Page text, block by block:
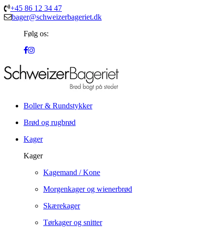
+45 86 12 34 47
bager@schweizerbageriet.dk
Følg os:
Boller & Rundstykker
Brød og rugbrød
Kager
Kager
Kagemand / Kone
Morgenkager og wienerbrød
Skærekager
Tørkager og snitter